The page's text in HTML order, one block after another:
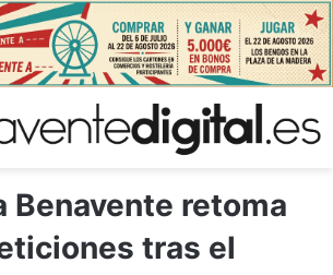
Benavente retoma
tras el